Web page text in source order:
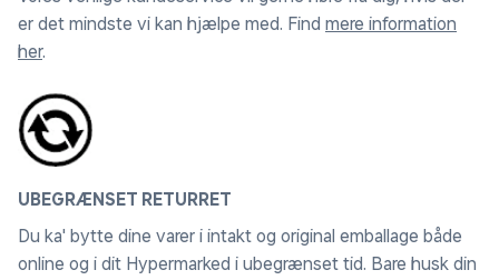
er det mindste vi kan hjælpe med. Find mere information
her.
UBEGRÆNSET RETURRET
Du ka' bytte dine varer i intakt og original emballage både
online og i dit Hypermarked i ubegrænset tid. Bare husk din